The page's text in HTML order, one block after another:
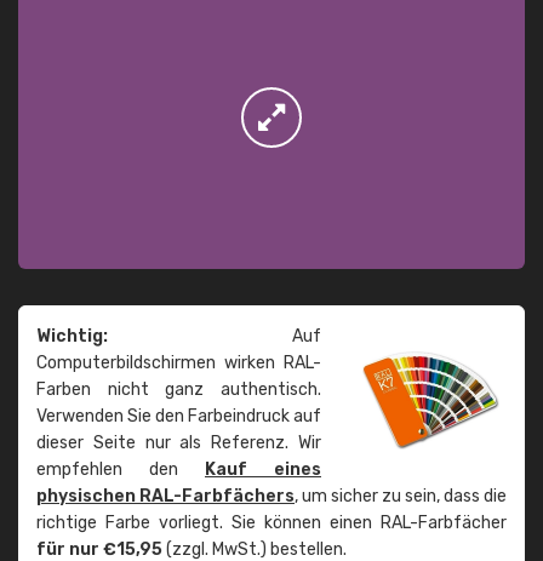
Wichtig: Auf
Computerbildschirmen wirken RAL-
Farben nicht ganz authentisch.
Verwenden Sie den Farbeindruck auf
dieser Seite nur als Referenz. Wir
empfehlen den
Kauf eines
physischen RAL-Farbfächers, um sicher zu sein, dass die
richtige Farbe vorliegt. Sie können einen RAL-Farbfächer
für nur €15,95(zzgl. MwSt.) bestellen.